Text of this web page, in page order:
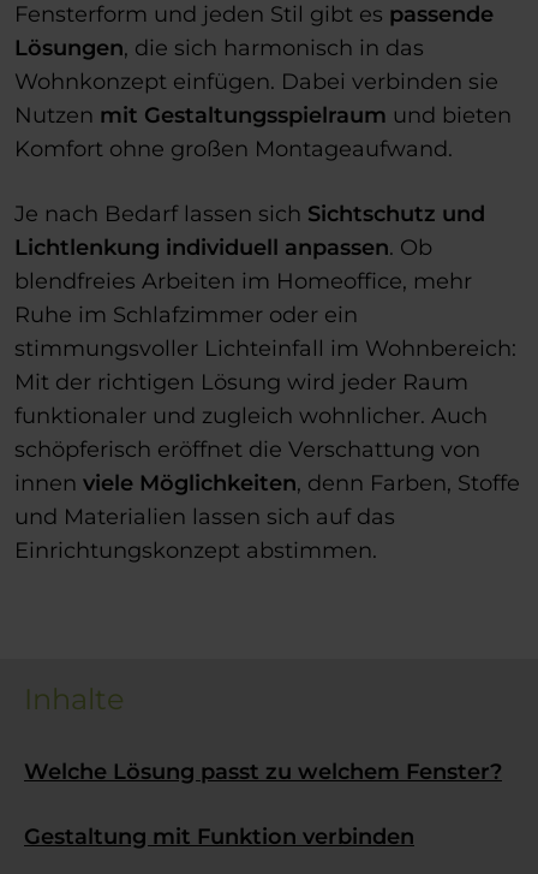
Fensterform und jeden Stil gibt es passende
Lösungen, die sich harmonisch in das
Wohnkonzept einfügen. Dabei verbinden sie
Nutzen mit Gestaltungsspielraum und bieten
Komfort ohne großen Montageaufwand.
Je nach Bedarf lassen sich Sichtschutz und
Lichtlenkung individuell anpassen. Ob
blendfreies Arbeiten im Homeoffice, mehr
Ruhe im Schlafzimmer oder ein
stimmungsvoller Lichteinfall im Wohnbereich:
Mit der richtigen Lösung wird jeder Raum
funktionaler und zugleich wohnlicher. Auch
schöpferisch eröffnet die Verschattung von
innen viele Möglichkeiten, denn Farben, Stoffe
und Materialien lassen sich auf das
Einrichtungskonzept abstimmen.
Inhalte
Welche Lösung passt zu welchem Fenster?
Gestaltung mit Funktion verbinden